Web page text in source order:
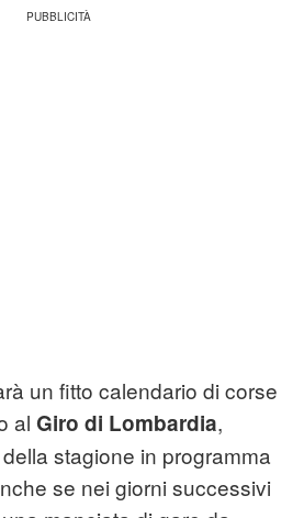
un fitto calendario di corse
al Giro di Lombardia,
stagione in programma
se nei giorni successivi